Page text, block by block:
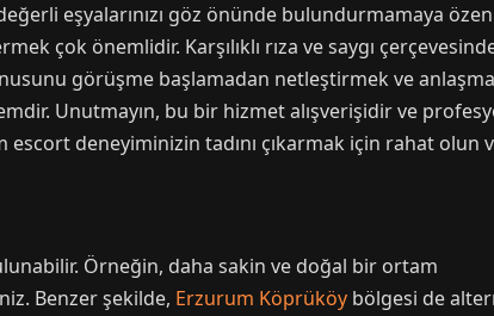
eşyalarınızı göz önünde bulundurmamaya
çok önemlidir. Karşılıklı rıza ve saygı
görüşme başlamadan netleştirmek ve
Unutmayın, bu bir hizmet alışverişidir ve
deneyiminizin tadını çıkarmak için rahat olun
Örneğin, daha sakin ve doğal bir ortam
Benzer şekilde, Erzurum Köprüköy bölgesi de